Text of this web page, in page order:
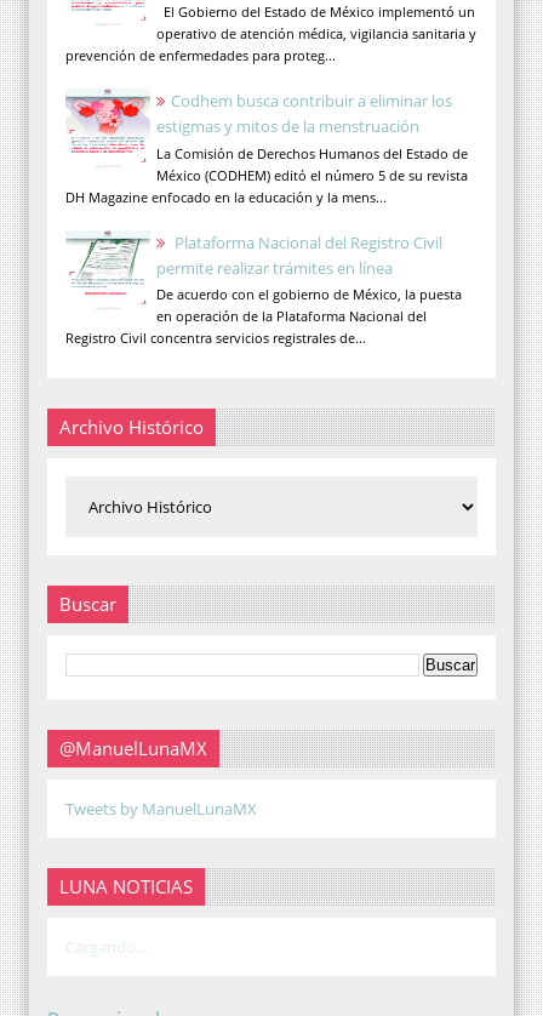
El Gobierno del Estado de México implementó un
operativo de atención médica, vigilancia sanitaria y
prevención de enfermedades para proteg...
Codhem busca contribuir a eliminar los
estigmas y mitos de la menstruación
La Comisión de Derechos Humanos del Estado de
México (CODHEM) editó el número 5 de su revista
DH Magazine enfocado en la educación y la mens...
Plataforma Nacional del Registro Civil
permite realizar trámites en línea
De acuerdo con el gobierno de México, la puesta
en operación de la Plataforma Nacional del
Registro Civil concentra servicios registrales de...
Archivo Histórico
Buscar
@ManuelLunaMX
Tweets by ManuelLunaMX
LUNA NOTICIAS
Cargando...